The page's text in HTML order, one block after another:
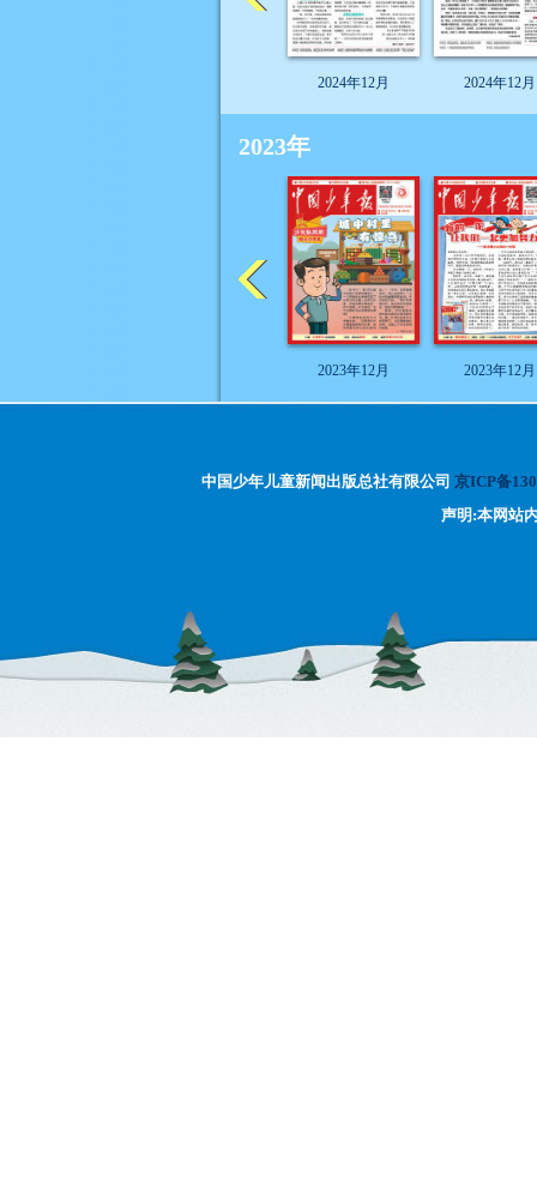
2024年12月 2024年12月
2023年
2023年12月 2023年12月
中国少年儿童新闻出版总社有限公司 京ICP备
声明:本网站